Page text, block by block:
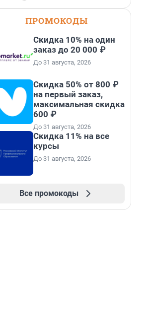
ПРОМОКОДЫ
Скидка 10% на один
заказ до 20 000 ₽
До 31 августа, 2026
Скидка 50% от 800 ₽
на первый заказ,
максимальная скидка
600 ₽
До 31 августа, 2026
Скидка 11% на все
курсы
До 31 августа, 2026
Все промокоды